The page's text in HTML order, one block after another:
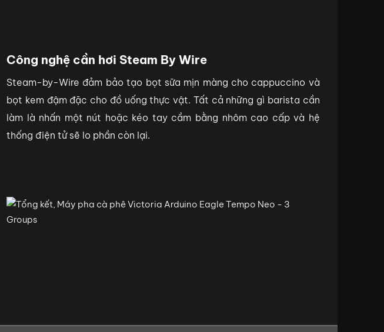
Công nghệ cần hơi Steam By Wire
Steam-by-Wire đảm bảo tạo bọt sữa mịn màng cho cappuccino và
bọt kem đậm đặc cho đồ uống thực vật. Tất cả những gì barista cần
làm là nhấn một nút hoặc kéo tay cầm bằng nhôm cao cấp và hệ
thống điện tử sẽ lo phần còn lại.